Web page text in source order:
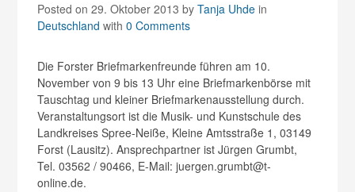
Posted on 29. Oktober 2013byTanja Uhde in
Deutschland with0 Comments
Die Forster Briefmarkenfreunde führen am 10.
November von 9 bis 13 Uhr eine Briefmarkenbörse mit
Tauschtag und kleiner Briefmarkenausstellung durch.
Veranstaltungsort ist die Musik- und Kunstschule des
Landkreises Spree-Neiße, Kleine Amtsstraße 1, 03149
Forst (Lausitz). Ansprechpartner ist Jürgen Grumbt,
Tel. 03562 / 90466, E-Mail: juergen.grumbt@t-
online.de.